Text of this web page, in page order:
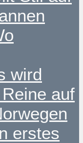
wird
auf
erstes